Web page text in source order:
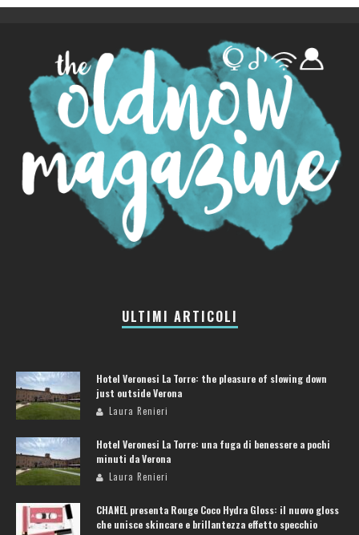
ULTIMI ARTICOLI
Hotel Veronesi La Torre: the pleasure of slowing down
just outside Verona
Laura Renieri
Hotel Veronesi La Torre: una fuga di benessere a pochi
minuti da Verona
Laura Renieri
CHANEL presenta Rouge Coco Hydra Gloss: il nuovo gloss
che unisce skincare e brillantezza effetto specchio